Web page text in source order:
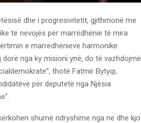
dhe i progresivitetit, gjithmonë me
të nevojës për marrëdhënie të mira
e marrëdhënieve harmonike
nga ky misioni ynë, do të vazhdojmë
thotë Fatmir Bytyqi,
për deputetë nga Njësia
shumë ndryshime nga ne dhe kjo